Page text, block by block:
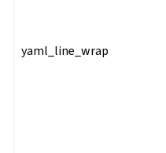
yaml_line_wrap